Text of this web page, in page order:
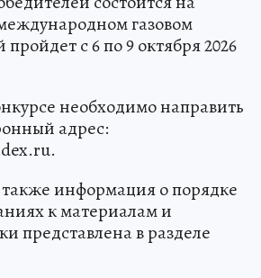
до 31 августа 2026 года.
состоится на
газовом
с 6 по 9 октября 2026
необходимо направить
адрес:
информация о порядке
к материалам и
представлена в разделе